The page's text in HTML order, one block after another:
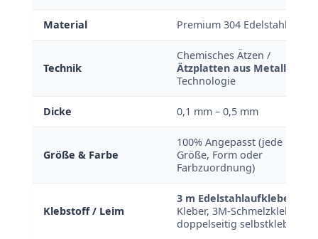
Material Premium 304 Edelstahl
Technik
Chemisches Ätzen /
Ätzplatten aus Metall
Technologie
Dicke 0,1 mm – 0,5 mm
Größe & Farbe
100% Angepasst (jede
Größe, Form oder
Farbzuordnung)
Klebstoff / Leim
3 m Edelstahlaufkleber
Kleber, 3M-Schmelzkleber,
doppelseitig selbstklebend